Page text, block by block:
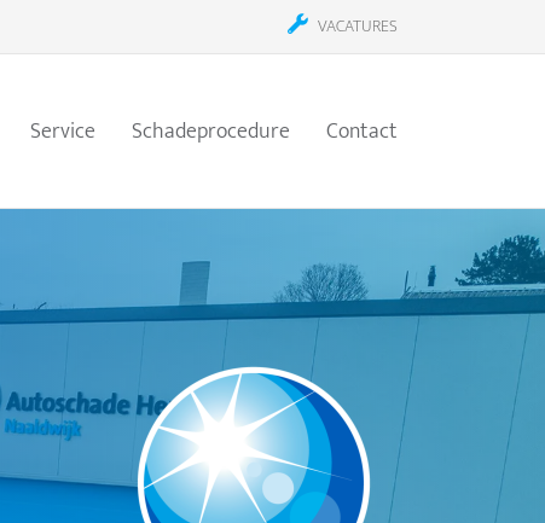
VACATURES
Service Schadeprocedure Contact